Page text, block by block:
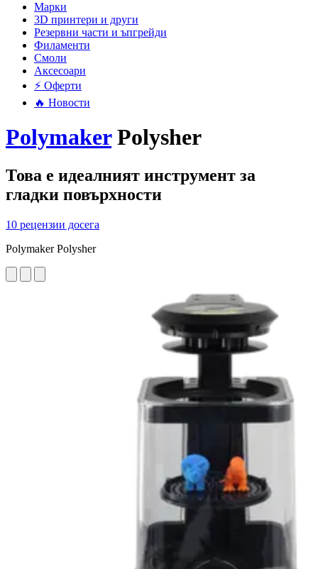
Mарки
3D принтери и други
Резервни части и ъпгрейди
Филаменти
Смоли
Аксесоари
⚡ Оферти
🔥 Новости
PolymakerPolysher
Това е идеалният инструмент за
гладки повърхности
10 рецензии досега
Polymaker Polysher